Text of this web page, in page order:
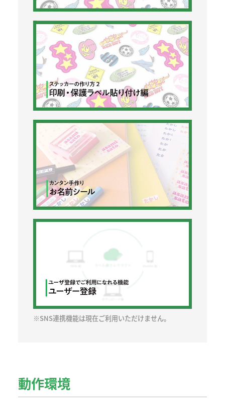
※SNS連携機能は現在ご利用いただけません。
動作環境